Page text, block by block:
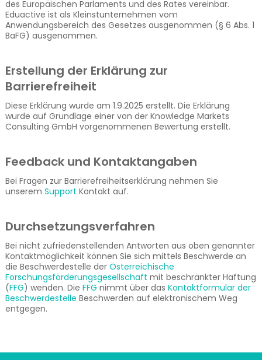
des Europäischen Parlaments und des Rates vereinbar.
Eduactive ist als Kleinstunternehmen vom
Anwendungsbereich des Gesetzes ausgenommen (§ 6 Abs. 1
BaFG) ausgenommen.
Erstellung der Erklärung zur
Barrierefreiheit
Diese Erklärung wurde am 1.9.2025 erstellt. Die Erklärung
wurde auf Grundlage einer von der Knowledge Markets
Consulting GmbH vorgenommenen Bewertung erstellt.
Feedback und Kontaktangaben
Bei Fragen zur Barrierefreiheitserklärung nehmen Sie
unseremSupport Kontakt auf.
Durchsetzungsverfahren
Bei nicht zufriedenstellenden Antworten aus oben genannter
Kontaktmöglichkeit können Sie sich mittels Beschwerde an
die Beschwerdestelle derÖsterreichische
Forschungsförderungsgesellschaft mit beschränkter Haftung
(FFG) wenden. DieFFG nimmt über dasKontaktformular der
Beschwerdestelle Beschwerden auf elektronischem Weg
entgegen.